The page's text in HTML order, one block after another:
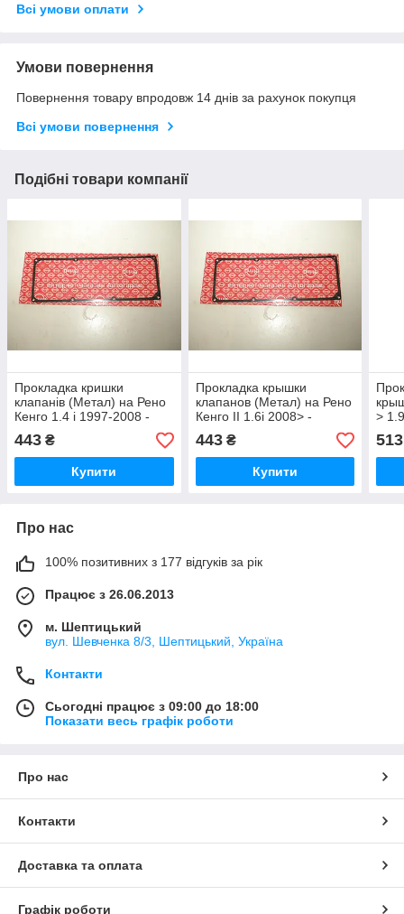
Всі умови оплати
Умови повернення
Повернення товару впродовж 14 днів за рахунок покупця
Всі умови повернення
Подібні товари компанії
Прокладка кришки
клапанів (Метал) на Рено
Кенго 1.4 i 1997-2008 -
ELRING (Німеччина)
773700
443 ₴
Купити
Прокладка крышки
клапанов (Метал) на Рено
Кенго II 1.6i 2008> -
ELRING (Германия)
486770
443₴
Купити
>
513
Про нас
100% позитивних з 177 відгуків за рік
Працює з 26.06.2013
м. Шептицький
вул. Шевченка 8/3, Шептицький, Україна
Контакти
Сьогодні працює з 09:00 до 18:00
Показати весь графік роботи
Про нас
Контакти
Доставка та оплата
Графік роботи